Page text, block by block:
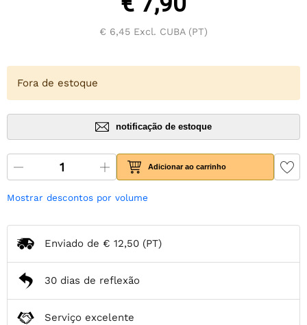
€ 6,45 Excl. CUBA (PT)
Fora de estoque
notificação de estoque
Adicionar ao carrinho
Mostrar descontos por volume
Enviado de € 12,50 (PT)
30 dias de reflexão
Serviço excelente